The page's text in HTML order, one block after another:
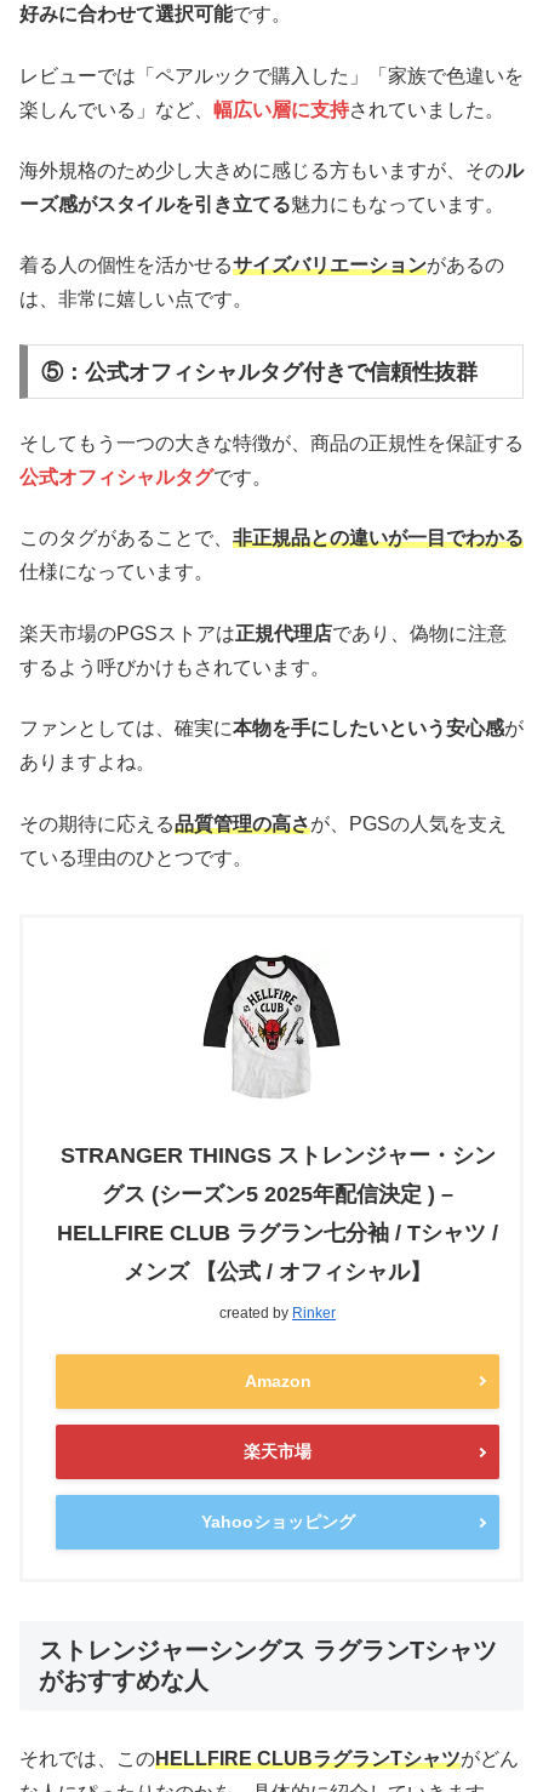
好みに合わせて選択可能です。
レビューでは「ペアルックで購入した」「家族で色違いを
楽しんでいる」など、 幅広い層に支持されていました。
海外規格のため少し大きめに感じる方もいますが、そのル
ーズ感がスタイルを引き立てる魅力にもなっています。
着る人の個性を活かせるサイズバリエーションがあるの
は、非常に嬉しい点です。
⑤：公式オフィシャルタグ付きで信頼性抜群
そしてもう一つの大きな特徴が、商品の正規性を保証する
公式オフィシャルタグです。
このタグがあることで、 非正規品との違いが一目でわかる
仕様になっています。
楽天市場のPGSストアは正規代理店であり、偽物に注意
するよう呼びかけもされています。
ファンとしては、確実に本物を手にしたいという安心感が
ありますよね。
その期待に応える品質管理の高さが、PGSの人気を支え
ている理由のひとつです。
STRANGER THINGS ストレンジャー・シン
グス (シーズン5 2025年配信決定 ) –
HELLFIRE CLUB ラグラン七分袖 / Tシャツ /
メンズ 【公式 / オフィシャル】
created by Rinker
Amazon
楽天市場
Yahooショッピング
ストレンジャーシングス ラグランTシャツ
がおすすめな人
それでは、このHELLFIRE CLUBラグランTシャツがどん